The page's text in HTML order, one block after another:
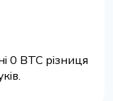
0 BTC різниця